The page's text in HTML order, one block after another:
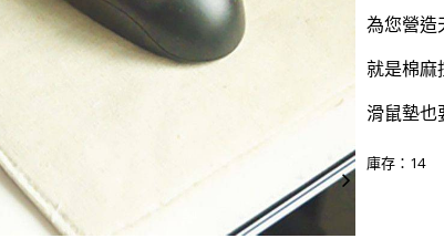
為您營造
就是棉麻
滑鼠墊也
庫存：14